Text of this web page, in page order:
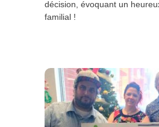
décision, évoquant un
familial !